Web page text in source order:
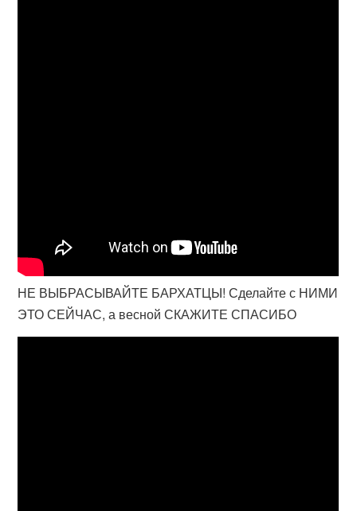
НЕ ВЫБРАСЫВАЙТЕ БАРХАТЦЫ! Сделайте с НИМИ
ЭТО СЕЙЧАС, а весной СКАЖИТЕ СПАСИБО